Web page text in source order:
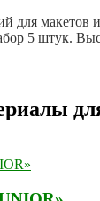
для макетов
5 штук.